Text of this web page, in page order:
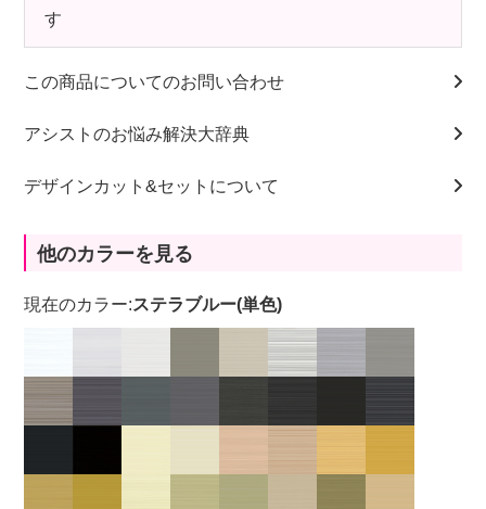
す
この商品についてのお問い合わせ
アシストのお悩み解決大辞典
デザインカット&セットについて
他のカラーを見る
現在のカラー:ステラブルー(単色)